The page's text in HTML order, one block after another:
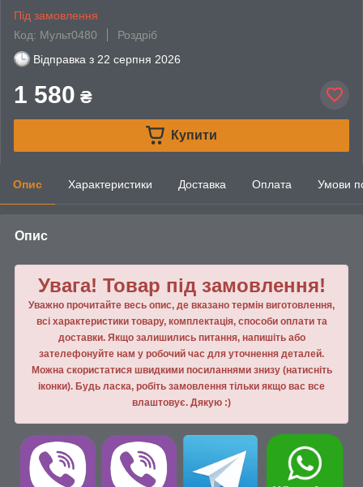
Під замовлення
Код: Мульт0480
Роздріб
Відправка з 22 серпня 2026
1 580 ₴
Купити
Опис Характеристики Доставка Оплата Умови
Опис
Увага! Товар під замовлення!
Уважно прочитайте весь опис, де вказано термін виготовлення,
всі характеристики товару, комплектація, способи оплати та
доставки. Якщо залишились питання, напишiть або
зателефонуйте нам у робочий час для уточнення деталей.
Можна скористатися швидкими посиланнями знизу (натисніть
іконки). Будь ласка, робiть замовлення тiльки якщо вас все
влаштовує. Дякую :)